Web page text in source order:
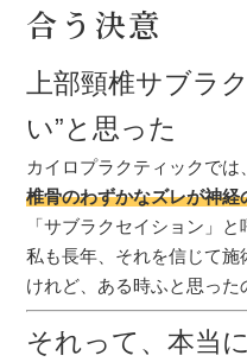
合う決意
上部頸椎サブラ
い”と思った
カイロプラクティックでは、
椎骨のわずかなズレが神経
「サブラクセイション」と
私も長年、それを信じて施
けれど、ある時ふと思った
それって、本当